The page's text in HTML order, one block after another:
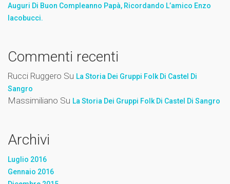
Auguri Di Buon Compleanno Papà, Ricordando L’amico Enzo
Iacobucci.
Commenti recenti
Rucci Ruggero Su La Storia Dei Gruppi Folk Di Castel Di
Sangro
Massimiliano Su La Storia Dei Gruppi Folk Di Castel Di Sangro
Archivi
Luglio 2016
Gennaio 2016